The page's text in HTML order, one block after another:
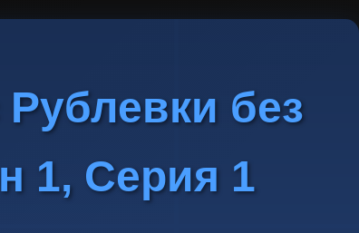
без
1, Серия 1